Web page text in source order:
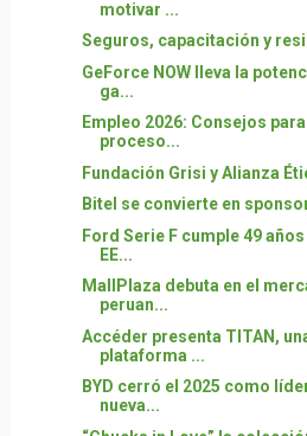
motivar ...
Seguros, capacitación y
GeForce NOW lleva la
ga...
Empleo 2026: Consejos
proceso...
Fundación Grisi y Alianza
Bitel se convierte en
Ford Serie F cumple 49
EE...
MallPlaza debuta en el
peruan...
Accéder presenta TITAN,
plataforma ...
BYD cerró el 2025 como
nueva...